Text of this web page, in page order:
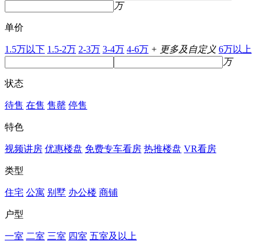
万
单价
1.5万以下 1.5-2万 2-3万 3-4万 4-6万 + 更多及自定义 6万以上
万
状态
待售 在售 售罄 停售
特色
视频讲房 优惠楼盘 免费专车看房 热推楼盘 VR看房
类型
住宅 公寓 别墅 办公楼 商铺
户型
一室 二室 三室 四室 五室及以上